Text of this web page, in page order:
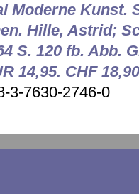
Moderne Kunst.
Hille, Astrid;
S. 120 fb. Abb.
14,95. CHF 18,90
3-7630-2746-0